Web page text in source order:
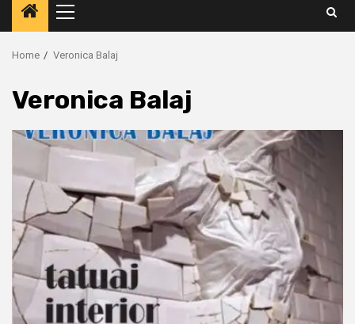
Primary
Menu
Home Veronica Balaj
Veronica Balaj